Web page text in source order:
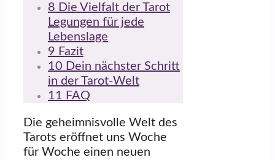
8 Die Vielfalt der Tarot
Legungen für jede
Lebenslage
9 Fazit
10 Dein nächster Schritt
in der Tarot-Welt
11 FAQ
Die geheimnisvolle Welt des
Tarots eröffnet uns Woche
für Woche einen neuen